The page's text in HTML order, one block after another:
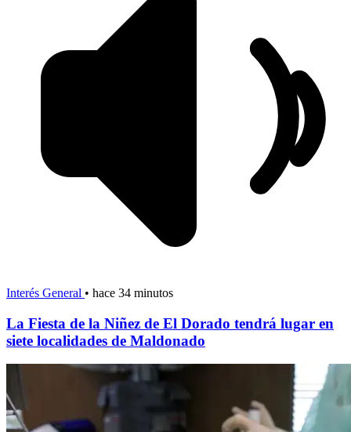
Interés General • hace 34 minutos
La Fiesta de la Niñez de El Dorado tendrá lugar en
siete localidades de Maldonado